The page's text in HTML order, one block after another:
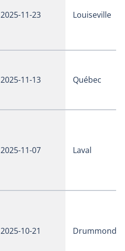
2025-11-23 Louiseville
2025-11-13 Québec
2025-11-07 Laval
2025-10-21